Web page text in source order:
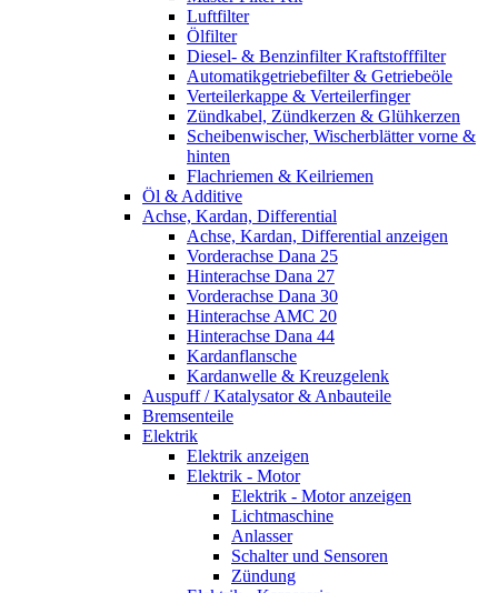
Luftfilter
Ölfilter
Diesel- & Benzinfilter Kraftstofffilter
Automatikgetriebefilter & Getriebeöle
Verteilerkappe & Verteilerfinger
Zündkabel, Zündkerzen & Glühkerzen
Scheibenwischer, Wischerblätter vorne &
hinten
Flachriemen & Keilriemen
Öl & Additive
Achse, Kardan, Differential
Achse, Kardan, Differential anzeigen
Vorderachse Dana 25
Hinterachse Dana 27
Vorderachse Dana 30
Hinterachse AMC 20
Hinterachse Dana 44
Kardanflansche
Kardanwelle & Kreuzgelenk
Auspuff / Katalysator & Anbauteile
Bremsenteile
Elektrik
Elektrik anzeigen
Elektrik - Motor
Elektrik - Motor anzeigen
Lichtmaschine
Anlasser
Schalter und Sensoren
Zündung